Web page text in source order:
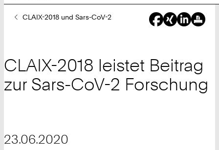
SieCLAIX-2018 und Sars-CoV-2
CLAIX-2018 leistet Beitrag
zur Sars-CoV-2 Forschung
23.06.2020